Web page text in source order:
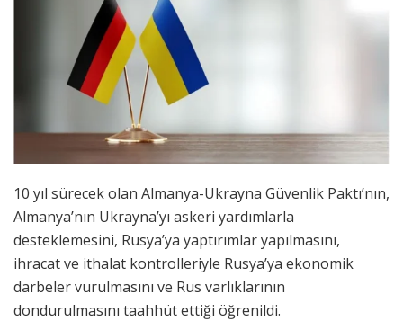
10 yıl sürecek olan Almanya-Ukrayna Güvenlik Paktı’nın,
Almanya’nın Ukrayna’yı askeri yardımlarla
desteklemesini, Rusya’ya yaptırımlar yapılmasını,
ihracat ve ithalat kontrolleriyle Rusya’ya ekonomik
darbeler vurulmasını ve Rus varlıklarının
dondurulmasını taahhüt ettiği öğrenildi.